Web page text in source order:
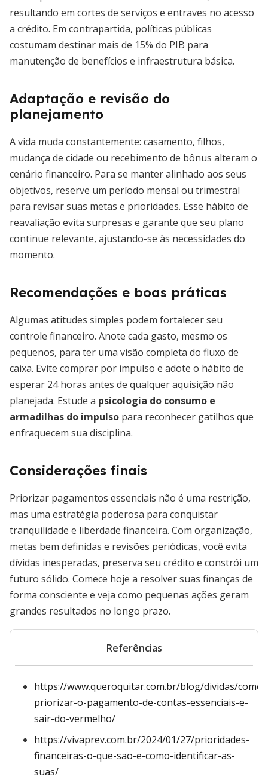
resultando em cortes de serviços e entraves no acesso
a crédito. Em contrapartida, políticas públicas
costumam destinar mais de 15% do PIB para
manutenção de benefícios e infraestrutura básica.
Adaptação e revisão do
planejamento
A vida muda constantemente: casamento, filhos,
mudança de cidade ou recebimento de bônus alteram o
cenário financeiro. Para se manter alinhado aos seus
objetivos, reserve um período mensal ou trimestral
para revisar suas metas e prioridades. Esse hábito de
reavaliação evita surpresas e garante que seu plano
continue relevante, ajustando-se às necessidades do
momento.
Recomendações e boas práticas
Algumas atitudes simples podem fortalecer seu
controle financeiro. Anote cada gasto, mesmo os
pequenos, para ter uma visão completa do fluxo de
caixa. Evite comprar por impulso e adote o hábito de
esperar 24 horas antes de qualquer aquisição não
planejada. Estude a psicologia do consumo e
armadilhas do impulso para reconhecer gatilhos que
enfraquecem sua disciplina.
Considerações finais
Priorizar pagamentos essenciais não é uma restrição,
mas uma estratégia poderosa para conquistar
tranquilidade e liberdade financeira. Com organização,
metas bem definidas e revisões periódicas, você evita
dívidas inesperadas, preserva seu crédito e constrói um
futuro sólido. Comece hoje a resolver suas finanças de
forma consciente e veja como pequenas ações geram
grandes resultados no longo prazo.
Referências
https://www.queroquitar.com.br/blog/dividas/como-
priorizar-o-pagamento-de-contas-essenciais-e-
sair-do-vermelho/
https://vivaprev.com.br/2024/01/27/prioridades-
financeiras-o-que-sao-e-como-identificar-as-
suas/